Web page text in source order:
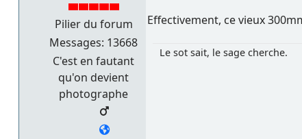
Pilier du forum
Messages: 13668
C'est en fautant
qu'on devient
photographe
Effectivement, ce vieux
Le sot sait, le sage cherche.